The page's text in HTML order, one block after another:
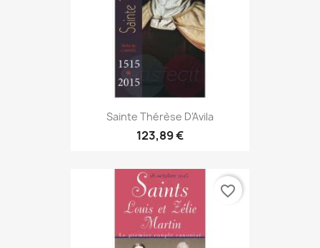
Sainte Thérèse D’Avila
123,89 €
favorite_border